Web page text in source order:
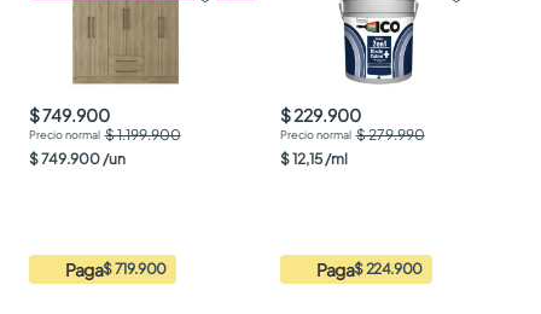
$ 749.900
$ 1.199.900
$749.900 /un
Paga$ 719.900
$ 229.900
$ 279.990
$12,15 /ml
Paga$ 224.900